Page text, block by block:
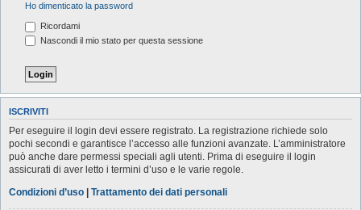
Ho dimenticato la password
Ricordami
Nascondi il mio stato per questa sessione
ISCRIVITI
Per eseguire il login devi essere registrato. La registrazione richiede solo
pochi secondi e garantisce l’accesso alle funzioni avanzate. L’amministratore
può anche dare permessi speciali agli utenti. Prima di eseguire il login
assicurati di aver letto i termini d’uso e le varie regole.
Condizioni d’uso | Trattamento dei dati personali